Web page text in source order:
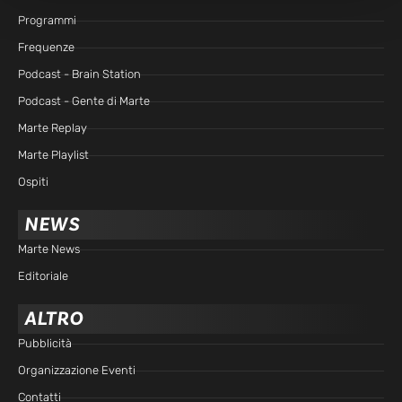
Programmi
Frequenze
Podcast - Brain Station
Podcast - Gente di Marte
Marte Replay
Marte Playlist
Ospiti
NEWS
Marte News
Editoriale
ALTRO
Pubblicità
Organizzazione Eventi
Contatti